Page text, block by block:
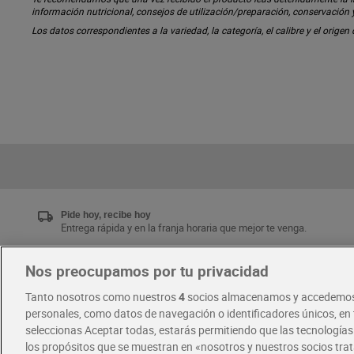
información nutricional, consejos de utilización/preparación,
Los datos correspondientes a la variedad, la categoría, el calibre y el
Pide hoy, recibe hoy
Entrega rápida y en la franja horaria que mejor te venga.
Disfruta las ventajas y ofertas exclusivas.
Descárgate la APP Dia
Nos preocupamos por tu privacidad
Tanto nosotros como nuestros4socios almacenamos y
personales, como datos de navegación o identificadores únicos,
seleccionas Aceptar todas, estarás permitiendo que las
los propósitos que se muestran en «nosotros y nuestros socios